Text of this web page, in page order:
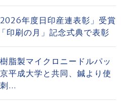
年度日印産連表彰」受賞
刷の月」記念式典で表彰
脂製マイクロニードルパッ
平成大学と共同、鍼より使
...